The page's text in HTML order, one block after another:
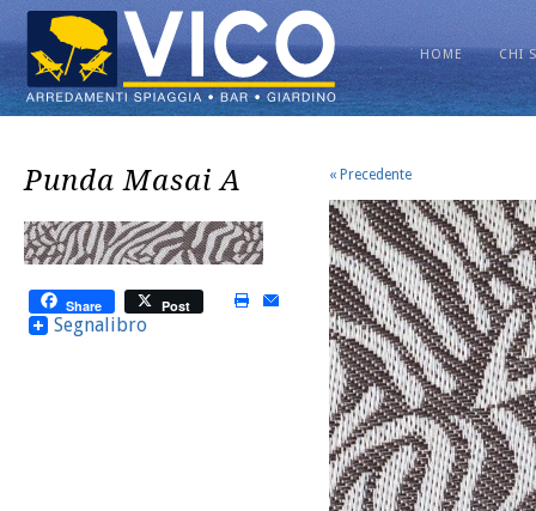
HOME CHI
Punda Masai A
Share Post
Segnalibro
« Precedente